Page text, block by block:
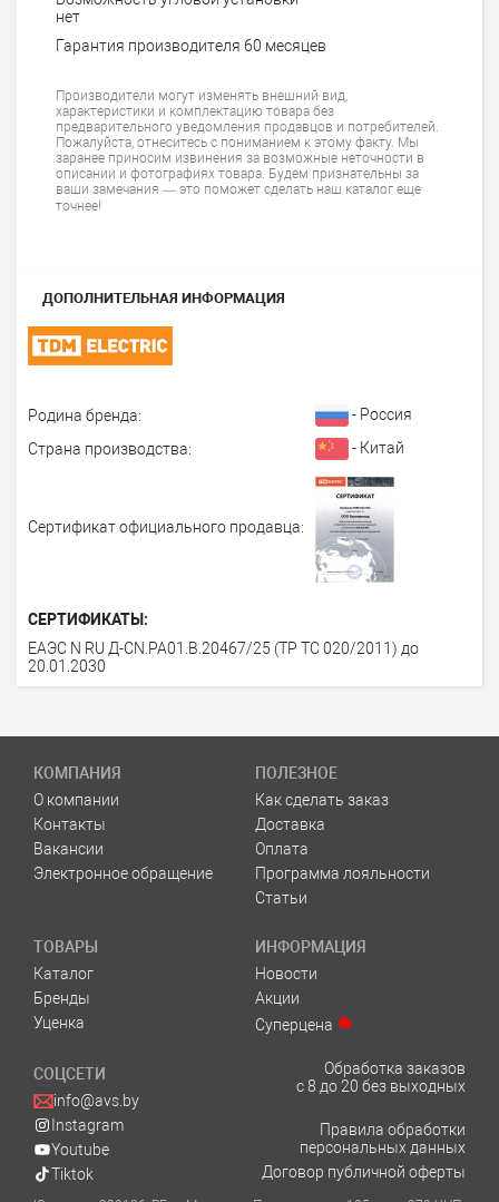
нет
Гарантия производителя 60 месяцев
Производители могут изменять внешний вид,
характеристики и комплектацию товара без
предварительного уведомления продавцов и потребителей.
Пожалуйста, отнеситесь с пониманием к этому факту. Мы
заранее приносим извинения за возможные неточности в
описании и фотографиях товара. Будем признательны за
ваши замечания — это поможет сделать наш каталог еще
точнее!
ДОПОЛНИТЕЛЬНАЯ ИНФОРМАЦИЯ
Родина бренда:
- Россия
Страна производства:
- Китай
Сертификат официального продавца:
СЕРТИФИКАТЫ:
ЕАЭС N RU Д-CN.РА01.В.20467/25 (ТР ТС 020/2011) до
20.01.2030
КОМПАНИЯ
О компании
Контакты
Вакансии
Электронное обращение
ПОЛЕЗНОЕ
Как сделать заказ
Доставка
Оплата
Программа лояльности
Статьи
ТОВАРЫ
Каталог
Бренды
Уценка
ИНФОРМАЦИЯ
Новости
Акции
Суперцена
СОЦСЕТИ
info@avs.by
Instagram
Youtube
Tiktok
Обработка заказов
с 8 до 20 без выходных
Правила обработки
персональных данных
Договор публичной оферты